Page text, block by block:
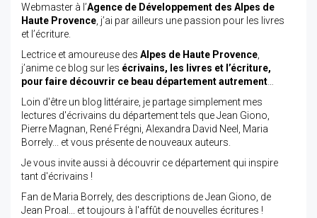
Webmaster à l’Agence de Développement des Alpes de
Haute Provence , j’ai par ailleurs une passion pour les livres
et l’écriture.
Lectrice et amoureuse des Alpes de Haute Provence
j’anime ce blog sur les écrivains, les livres et l’écriture,
pour faire découvrir ce beau département autrement
Loin d'être un blog littéraire, je partage simplement mes
lectures d'écrivains du département tels que Jean Giono,
Pierre Magnan, René Frégni, Alexandra David Neel, Maria
Borrely... et vous présente de nouveaux auteurs.
Je vous invite aussi à découvrir ce département qui inspire
tant d'écrivains !
Fan de Maria Borrely, des descriptions de Jean Giono, de
Jean Proal... et toujours à l'affût de nouvelles écritures !